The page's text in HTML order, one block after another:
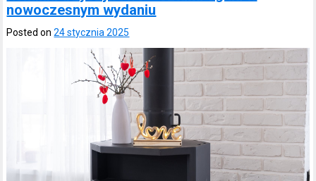
nowoczesnym wydaniu
Posted on24 stycznia 2025